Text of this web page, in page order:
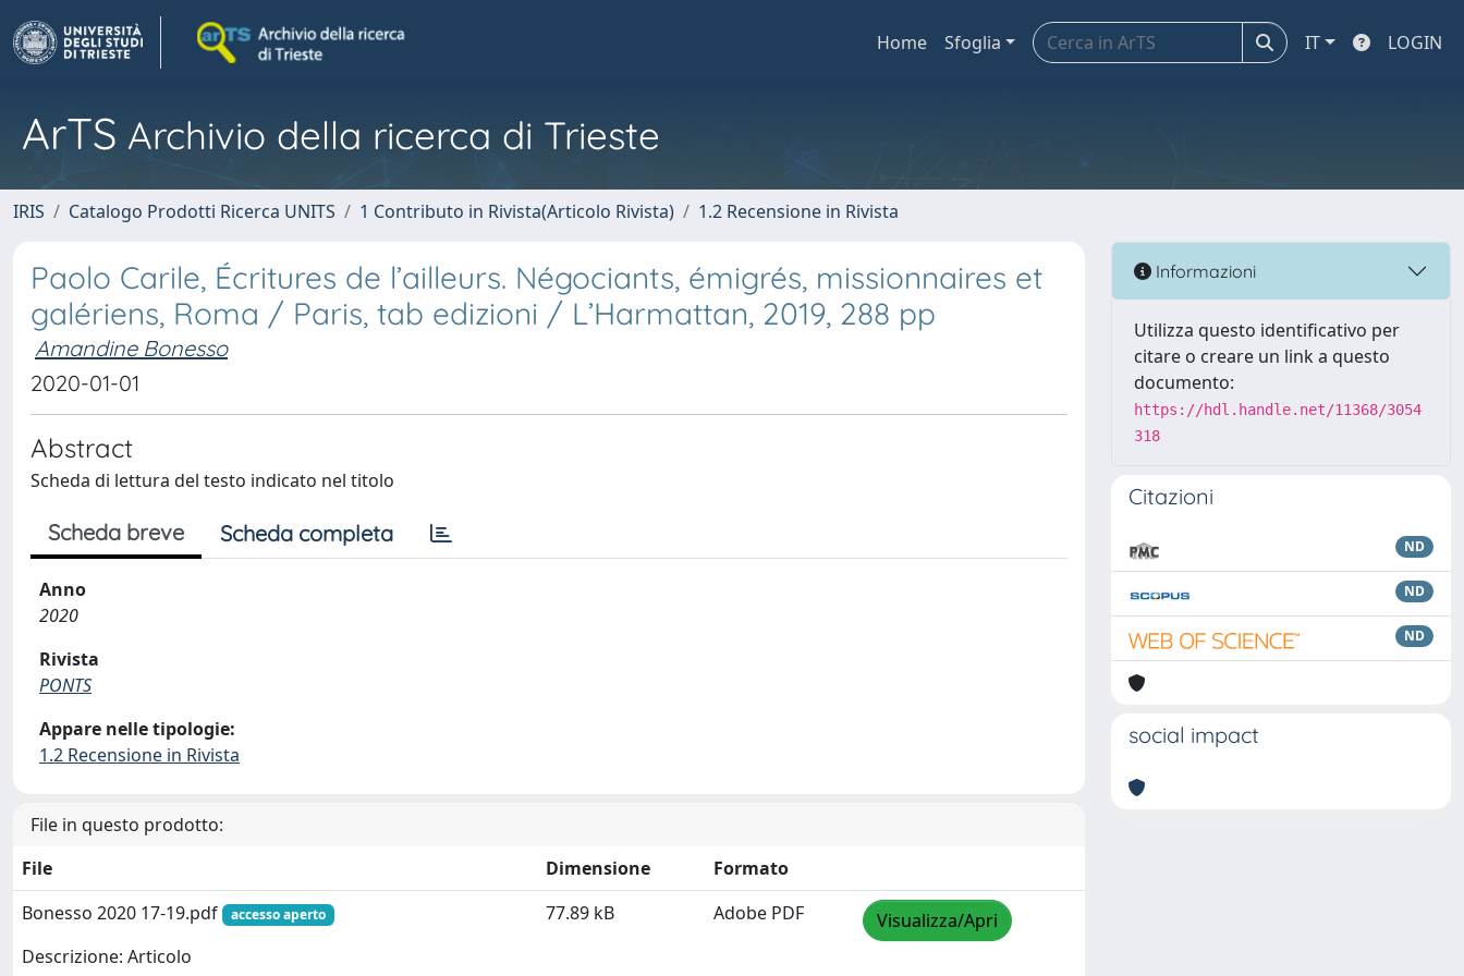
Home Sfoglia IT LOGIN
ArTS Archivio della ricerca di Trieste
IRIS Catalogo Prodotti Ricerca UNITS 1 Contributo in Rivista(Articolo Rivista) 1.2 Recensione in Rivista
Paolo Carile, Écritures de l’ailleurs. Négociants, émigrés, missionnaires et
galériens, Roma / Paris, tab edizioni / L’Harmattan, 2019, 288 pp
Amandine Bonesso
2020-01-01
Abstract
Scheda di lettura del testo indicato nel titolo
Scheda breve Scheda completa
Anno
2020
Rivista
PONTS
Appare nelle tipologie:
1.2 Recensione in Rivista
File in questo prodotto:
File
Dimensione
Formato
Bonesso 2020 17-19.pdf
accesso aperto
Descrizione: Articolo
77.89 kB Adobe PDF Visualizza/Apri
Informazioni
Utilizza questo identificativo per
citare o creare un link a questo
documento:
https://hdl.handle.net/11368/3054
318
Citazioni
ND
ND
ND
social impact